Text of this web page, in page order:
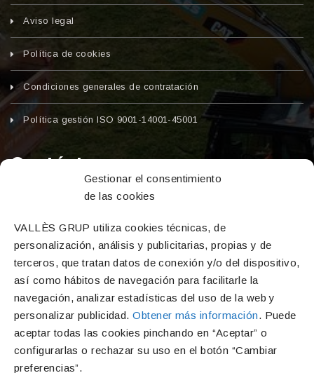
Gestionar el consentimiento
de las cookies
VALLÈS GRUP utiliza cookies técnicas, de
personalización, análisis y publicitarias, propias y de
terceros, que tratan datos de conexión y/o del dispositivo,
así como hábitos de navegación para facilitarle la
navegación, analizar estadísticas del uso de la web y
personalizar publicidad.Obtener más información. Puede
aceptar todas las cookies pinchando en “Aceptar” o
configurarlas o rechazar su uso en el botón “Cambiar
preferencias”.
Aviso legal
Política de cookies
Condiciones generales de contratación
Política gestión ISO 9001-14001-45001
Contáctanos
Dirección
C/ Major, 2 – Calafell pueblo (Calafell, Tarragona,
Teléfono
977 69 16 54
Correo electrónico
info@vallesgrup.com